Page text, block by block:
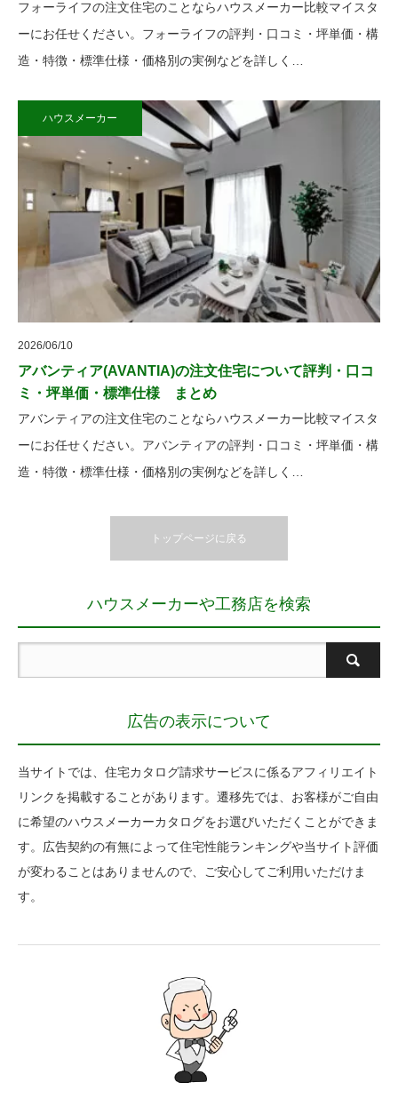
フォーライフの注文住宅のことならハウスメーカー比較マイスタ
ーにお任せください。フォーライフの評判・口コミ・坪単価・構
造・特徴・標準仕様・価格別の実例などを詳しく…
ハウスメーカー
2026/06/10
アバンティア(AVANTIA)の注文住宅について評判・口コ
ミ・坪単価・標準仕様 まとめ
アバンティアの注文住宅のことならハウスメーカー比較マイスタ
ーにお任せください。アバンティアの評判・口コミ・坪単価・構
造・特徴・標準仕様・価格別の実例などを詳しく…
トップページに戻る
ハウスメーカーや工務店を検索
広告の表示について
当サイトでは、住宅カタログ請求サービスに係るアフィリエイト
リンクを掲載することがあります。遷移先では、お客様がご自由
に希望のハウスメーカーカタログをお選びいただくことができま
す。広告契約の有無によって住宅性能ランキングや当サイト評価
が変わることはありませんので、ご安心してご利用いただけま
す。